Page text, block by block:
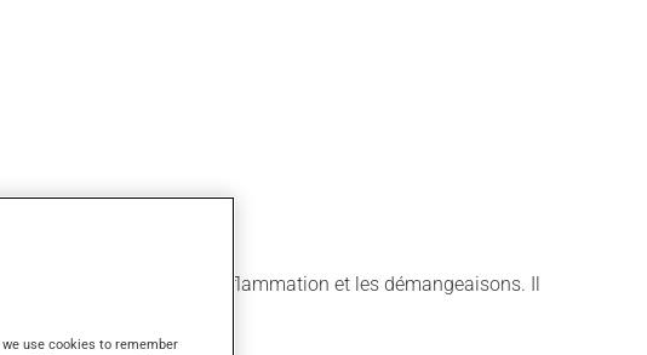
on l'utilise pour l'inflammation et les démangeaisons. Il
use cookies to remember